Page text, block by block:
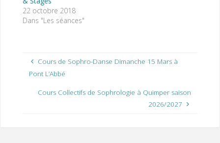
22 octobre 2018
Dans "Les séances"
Cours de Sophro-Danse Dimanche 15 Mars à
Pont L’Abbé
Cours Collectifs de Sophrologie à Quimper saison
2026/2027